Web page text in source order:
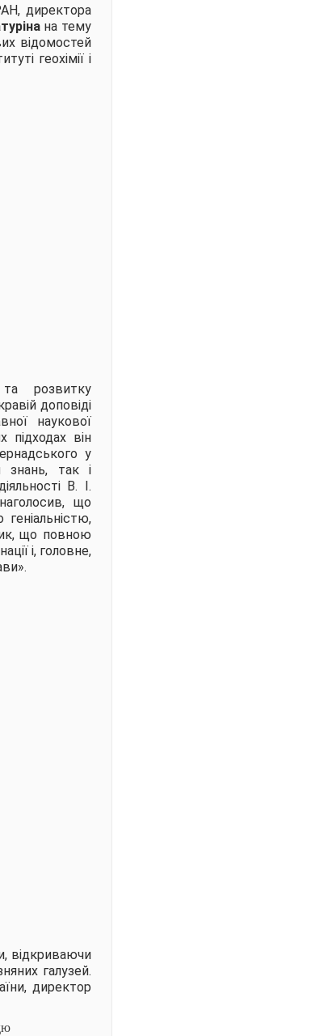
директора
на тему
відомостей
геохімії і
розвитку
доповіді
наукової
підходах він
у
знань, так і
В. І.
наголосив, що
що повною
і, головне,
відкриваючи
галузей.
директор